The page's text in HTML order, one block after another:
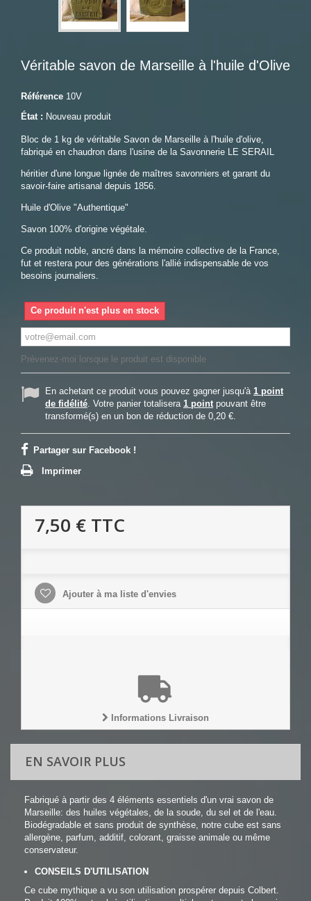
Véritable savon de Marseille à l'huile d'Olive
Référence 10V
État : Nouveau produit
Bloc de 1 kg de véritable Savon de Marseille à l'huile d'olive,
fabriqué en chaudron dans l'usine de la Savonnerie LE SERAIL
héritier d'une longue lignée de maîtres savonniers et garant du
savoir-faire artisanal depuis 1856.
Huile d'Olive "Authentique"
Savon 100% d'origine végétale.
Ce produit noble, ancré dans la mémoire collective de la France,
fut et restera pour des générations l'allié indispensable de vos
besoins journaliers.
Ce produit n'est plus en stock
Prévenez-moi lorsque le produit est disponible
En achetant ce produit vous pouvez gagner jusqu'à 1 point
de fidélité. Votre panier totalisera 1 point pouvant être
transformé(s) en un bon de réduction de 0,20 €.
Partager sur Facebook !
Imprimer
7,50 € TTC
Ajouter à ma liste d'envies
Informations Livraison
EN SAVOIR PLUS
Fabriqué à partir des 4 éléments essentiels d'un vrai savon de
Marseille: des huiles végétales, de la soude, du sel et de l'eau.
Biodégradable et sans produit de synthèse, notre cube est sans
allergène, parfum, additif, colorant, graisse animale ou même
conservateur.
CONSEILS D'UTILISATION
Ce cube mythique a vu son utilisation prospérer depuis Colbert.